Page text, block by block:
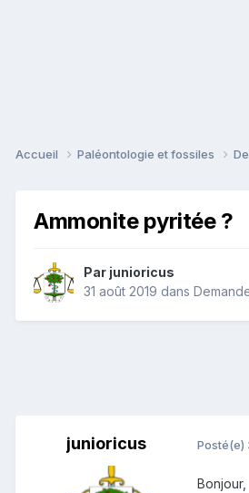
Accueil Paléontologie et fossiles
Ammonite pyritée ?
Par junioricus
31 août 2019 dans
junioricus Posté(e)
Bonjour,